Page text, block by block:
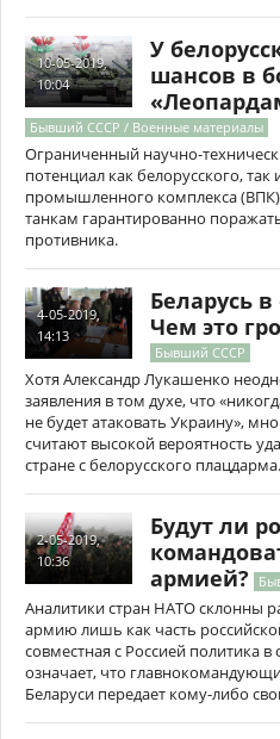
10-05-2019,
10:04
У
шансов в
Бывший СССР / Военные материалы
Ограниченный научно-
потенциал как белорусского,
промышленного комплекса (ВПК)
танкам гарантированно
противника.
4-05-2019,
14:13
Беларусь
Чем это
Бывший СССР
Хотя Александр Лукашенко
заявления в том духе, что
не будет атаковать Украину»,
считают высокой вероятность
стране с белорусского плацдарма.
2-05-2019,
10:36
Будут ли
армией?
Аналитики стран НАТО склонны
армию лишь как часть
совместная с Россией политика
означает, что
Беларуси передает кому-либо